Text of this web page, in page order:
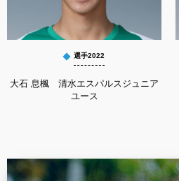
選手2022
大石 息楓 清水エスパルスジュニア
ユース